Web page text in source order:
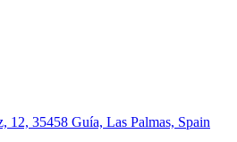
12, 35458 Guía, Las Palmas, Spain